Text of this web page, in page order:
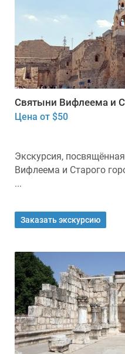
Святыни Вифлеема и
Цена от $50
Экскурсия,
Вифлеема и Старого
...
Заказать экскурсию